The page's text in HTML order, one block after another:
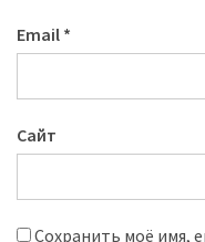
Email *
Сайт
Сохранить моё имя,